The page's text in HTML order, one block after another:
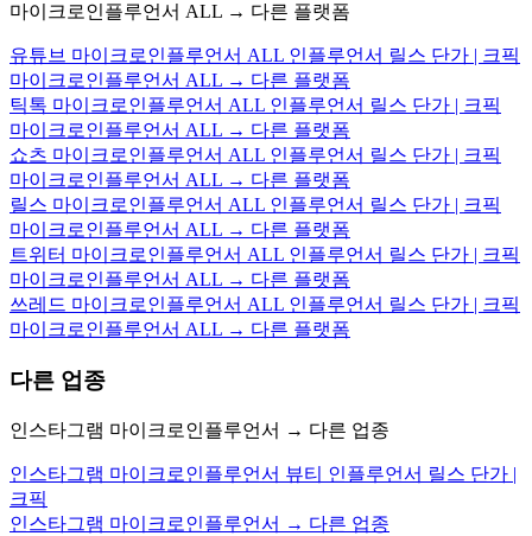
마이크로인플루언서 ALL → 다른 플랫폼
유튜브 마이크로인플루언서 ALL 인플루언서 릴스 단가 | 크픽
마이크로인플루언서 ALL → 다른 플랫폼
틱톡 마이크로인플루언서 ALL 인플루언서 릴스 단가 | 크픽
마이크로인플루언서 ALL → 다른 플랫폼
쇼츠 마이크로인플루언서 ALL 인플루언서 릴스 단가 | 크픽
마이크로인플루언서 ALL → 다른 플랫폼
릴스 마이크로인플루언서 ALL 인플루언서 릴스 단가 | 크픽
마이크로인플루언서 ALL → 다른 플랫폼
트위터 마이크로인플루언서 ALL 인플루언서 릴스 단가 | 크픽
마이크로인플루언서 ALL → 다른 플랫폼
쓰레드 마이크로인플루언서 ALL 인플루언서 릴스 단가 | 크픽
마이크로인플루언서 ALL → 다른 플랫폼
다른 업종
인스타그램 마이크로인플루언서 → 다른 업종
인스타그램 마이크로인플루언서 뷰티 인플루언서 릴스 단가 |
크픽
인스타그램 마이크로인플루언서 → 다른 업종